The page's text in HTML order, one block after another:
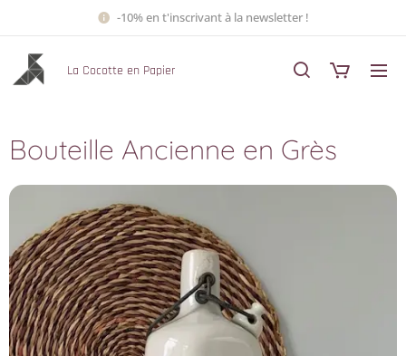
-10% en t'inscrivant à la newsletter !
La Cocotte en Papier
Bouteille Ancienne en Grès